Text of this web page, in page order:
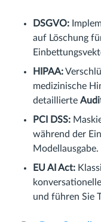
DSGVO:
auf Löschung
HIPAA:
medizinische
detaillierte
PCI DSS:
während der
Modellausgabe.
EU AI Act:
und führen Sie